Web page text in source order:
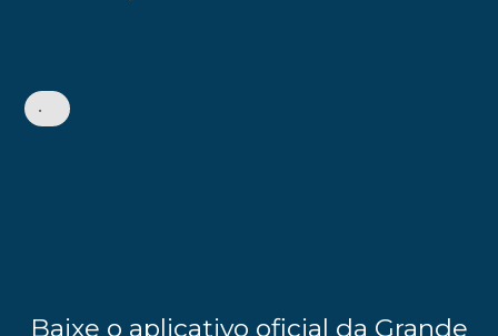
•
Baixe o aplicativo oficial da Grande